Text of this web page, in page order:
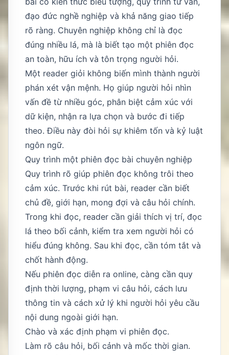
đạo đức nghề nghiệp và khả năng giao tiếp
rõ ràng. Chuyên nghiệp không chỉ là đọc
đúng nhiều lá, mà là biết tạo một phiên đọc
an toàn, hữu ích và tôn trọng người hỏi.
Một reader giỏi không biến mình thành người
phán xét vận mệnh. Họ giúp người hỏi nhìn
vấn đề từ nhiều góc, phân biệt cảm xúc với
dữ kiện, nhận ra lựa chọn và bước đi tiếp
theo. Điều này đòi hỏi sự khiêm tốn và kỷ luật
ngôn ngữ.
Quy trình một phiên đọc bài chuyên nghiệp
Quy trình rõ giúp phiên đọc không trôi theo
cảm xúc. Trước khi rút bài, reader cần biết
chủ đề, giới hạn, mong đợi và câu hỏi chính.
Trong khi đọc, reader cần giải thích vị trí, đọc
lá theo bối cảnh, kiểm tra xem người hỏi có
hiểu đúng không. Sau khi đọc, cần tóm tắt và
chốt hành động.
Nếu phiên đọc diễn ra online, càng cần quy
định thời lượng, phạm vi câu hỏi, cách lưu
thông tin và cách xử lý khi người hỏi yêu cầu
nội dung ngoài giới hạn.
Chào và xác định phạm vi phiên đọc.
Làm rõ câu hỏi, bối cảnh và mốc thời gian.